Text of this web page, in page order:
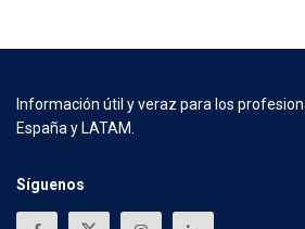
Información útil y veraz para los
España y LATAM.
Síguenos